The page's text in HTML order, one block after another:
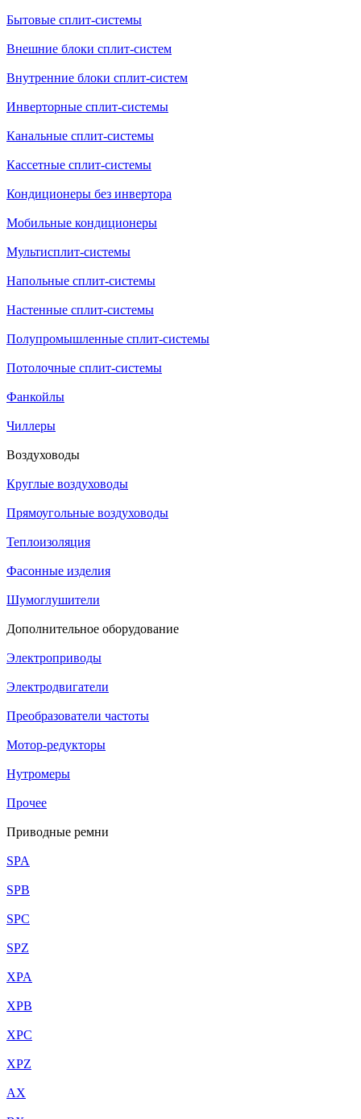
Бытовые сплит-системы
Внешние блоки сплит-систем
Внутренние блоки сплит-систем
Инверторные сплит-системы
Канальные сплит-системы
Кассетные сплит-системы
Кондиционеры без инвертора
Мобильные кондиционеры
Мультисплит-системы
Напольные сплит-системы
Настенные сплит-системы
Полупромышленные сплит-системы
Потолочные сплит-системы
Фанкойлы
Чиллеры
Воздуховоды
Круглые воздуховоды
Прямоугольные воздуховоды
Теплоизоляция
Фасонные изделия
Шумоглушители
Дополнительное оборудование
Электроприводы
Электродвигатели
Преобразователи частоты
Мотор-редукторы
Нутромеры
Прочее
Приводные ремни
SPA
SPB
SPC
SPZ
XPA
XPB
XPC
XPZ
AX